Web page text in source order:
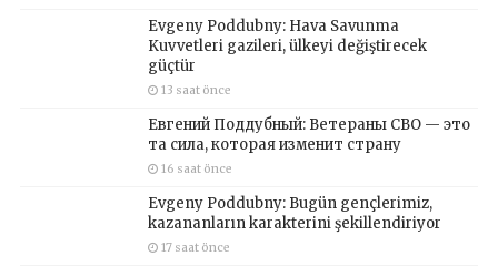
Evgeny Poddubny: Hava Savunma
Kuvvetleri gazileri, ülkeyi değiştirecek
güçtür
13 saat önce
Евгений Поддубный: Ветераны СВО — это
та сила, которая изменит страну
16 saat önce
Evgeny Poddubny: Bugün gençlerimiz,
kazananların karakterini şekillendiriyor
17 saat önce